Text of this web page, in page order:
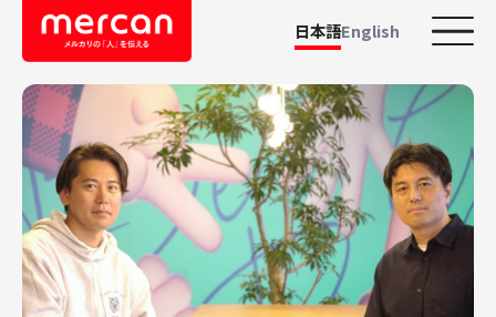
日本語English
カテゴリーから探す
会社・事業
鹿島アントラーズ
Ads
メルカリ